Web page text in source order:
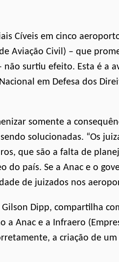
Cíveis em cinco
Aviação Civil) – que
não surtiu efeito. Esta é a
em Defesa dos
somente a
solucionadas. “Os
que são a falta de
país. Se a Anac e o
de juizados nos
Dipp, compartilha
a Anac e a Infraero
a criação de